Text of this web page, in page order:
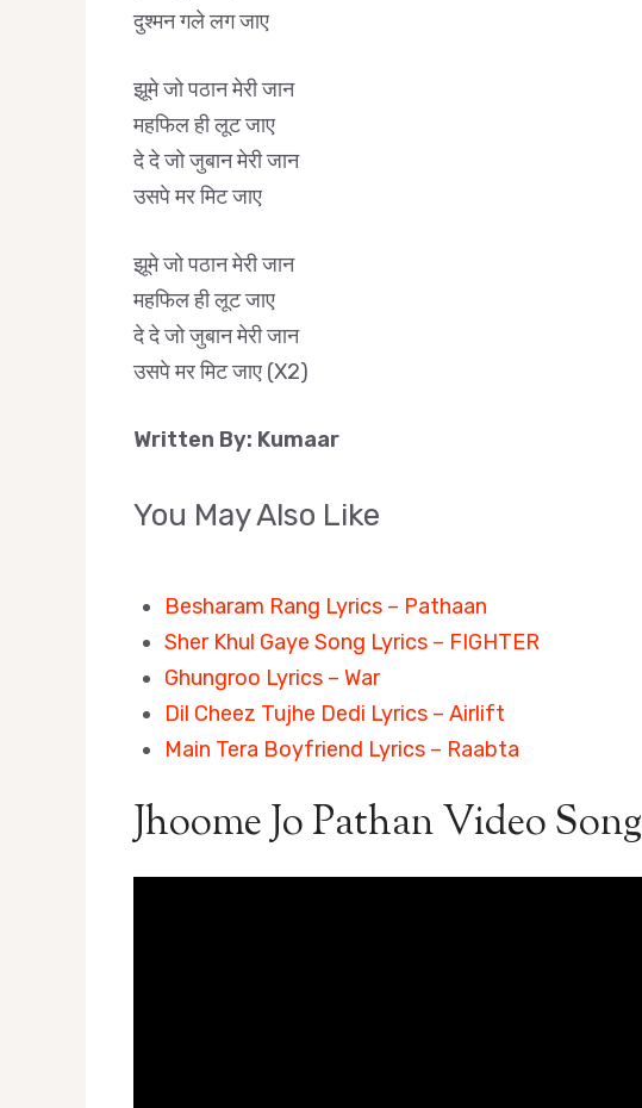
दुश्मन गले लग जाए
झूमे जो पठान मेरी जान
महफिल ही लूट जाए
दे दे जो जुबान मेरी जान
उसपे मर मिट जाए
झूमे जो पठान मेरी जान
महफिल ही लूट जाए
दे दे जो जुबान मेरी जान
उसपे मर मिट जाए (X2)
Written By: Kumaar
You May Also Like
Besharam Rang Lyrics – Pathaan
Sher Khul Gaye Song Lyrics – FIGHTER
Ghungroo Lyrics – War
Dil Cheez Tujhe Dedi Lyrics – Airlift
Main Tera Boyfriend Lyrics – Raabta
Jhoome Jo Pathan Video Song